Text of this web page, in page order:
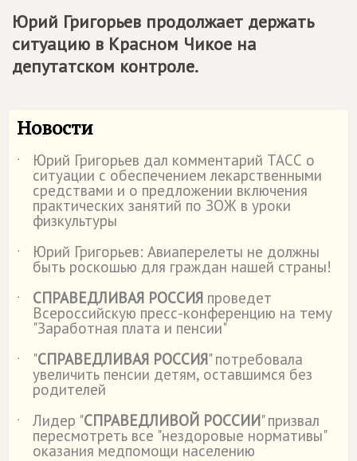
Юрий Григорьев продолжает держать
ситуацию в Красном Чикое на
депутатском контроле.
Новости
˙ Юрий Григорьев дал комментарий ТАСС о
ситуации с обеспечением лекарственными
средствами и о предложении включения
практических занятий по ЗОЖ в уроки
физкультуры
˙
Юрий Григорьев: Авиаперелеты не должны
быть роскошью для граждан нашей страны!
˙
СПРАВЕДЛИВАЯ РОССИЯ проведет
Всероссийскую пресс-конференцию на тему
"Заработная плата и пенсии"
˙
"СПРАВЕДЛИВАЯ РОССИЯ" потребовала
увеличить пенсии детям, оставшимся без
родителей
˙
Лидер "СПРАВЕДЛИВОЙ РОССИИ" призвал
пересмотреть все "нездоровые нормативы"
оказания медпомощи населению